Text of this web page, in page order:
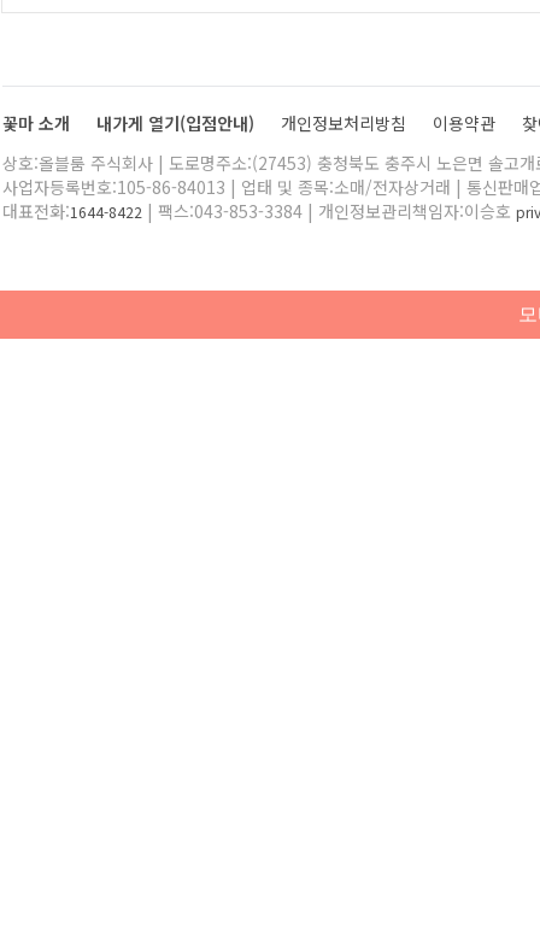
꽃마 소개 내가게 열기(입점안내) 개인정보처리방침 이용약관
상호:올블룸 주식회사 | 도로명주소:(27453) 충청북도 충주시 노은면 솔고
사업자등록번호:105-86-84013 | 업태 및 종목:소매/전자상거래 | 통신판매
대표전화:1644-8422 | 팩스:043-853-3384 | 개인정보관리책임자:이승호